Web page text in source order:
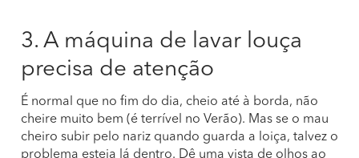
3. A máquina de lavar louça
precisa de atenção
É normal que no fim do dia, cheio até à borda, não
cheire muito bem (é terrível no Verão). Mas se o mau
cheiro subir pelo nariz quando guarda a loiça, talvez o
problema esteja lá dentro. Dê uma vista de olhos ao